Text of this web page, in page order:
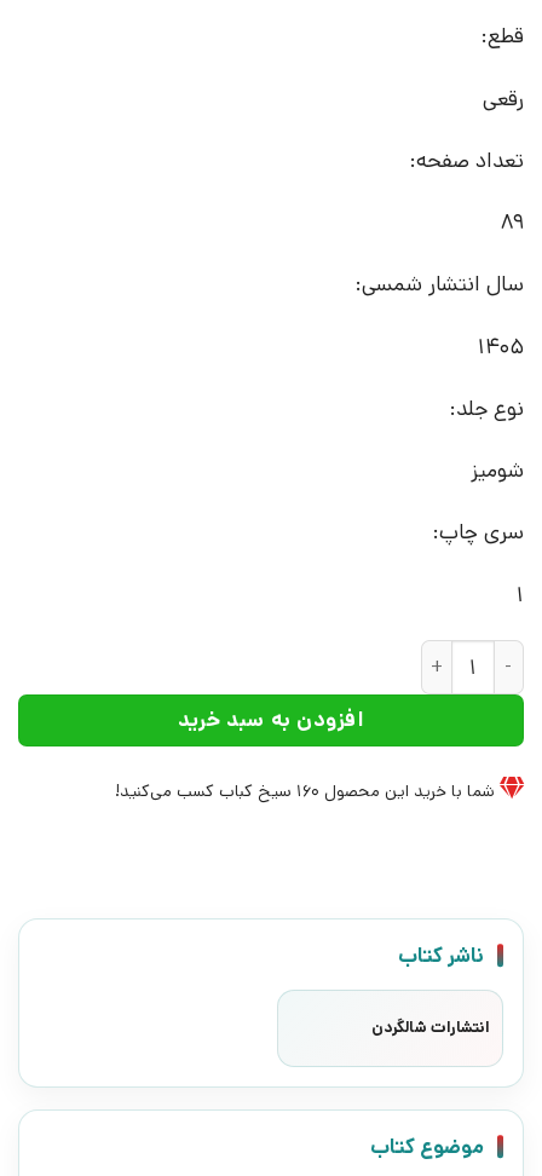
قطع:
رقعی
تعداد صفحه:
89
سال انتشار شمسی:
1405
نوع جلد:
شومیز
سری چاپ:
1
کتاب آرامش اضطراری | انتشارات شالگردن عدد
افزودن به سبد خرید
شما با خرید این محصول 160 سیخ کباب کسب می‌کنید!
ناشر کتاب
انتشارات شالگردن
موضوع کتاب